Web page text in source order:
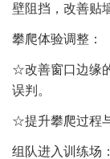
壁阻挡，改善贴
攀爬体验调整：
☆改善窗口边缘
误判。
☆提升攀爬过程
组队进入训练场：